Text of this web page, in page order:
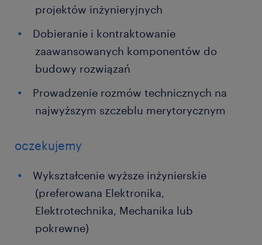
projektów inżynieryjnych
Dobieranie i kontraktowanie
zaawansowanych komponentów do
budowy rozwiązań
Prowadzenie rozmów technicznych na
najwyższym szczeblu merytorycznym
oczekujemy
Wykształcenie wyższe inżynierskie
(preferowana Elektronika,
Elektrotechnika, Mechanika lub
pokrewne)